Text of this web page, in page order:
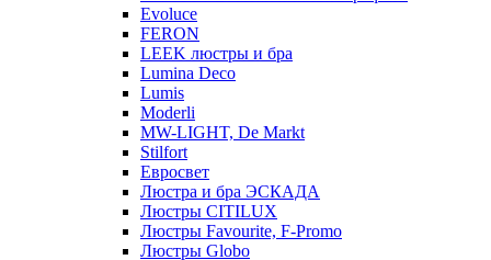
Evoluce
FERON
LEEK люстры и бра
Lumina Deco
Lumis
Moderli
MW-LIGHT, De Markt
Stilfort
Евросвет
Люстра и бра ЭСКАДА
Люстры CITILUX
Люстры Favourite, F-Promo
Люстры Globo